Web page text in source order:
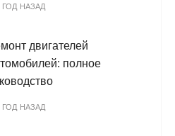
ГОД НАЗАД
двигателей
полное
ГОД НАЗАД